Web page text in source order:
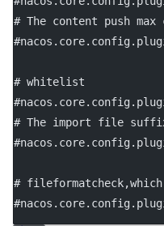
# The content push
# whitelist
# The import file
#